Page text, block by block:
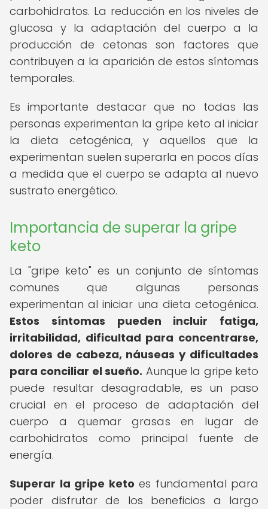
carbohidratos. La reducción en los niveles de
glucosa y la adaptación del cuerpo a la
producción de cetonas son factores que
contribuyen a la aparición de estos síntomas
temporales.
Es importante destacar que no todas las
personas experimentan la gripe keto al iniciar
la dieta cetogénica, y aquellos que la
experimentan suelen superarla en pocos días
a medida que el cuerpo se adapta al nuevo
sustrato energético.
Importancia de superar la gripe
keto
La "gripe keto" es un conjunto de síntomas
comunes que algunas personas
experimentan al iniciar una dieta cetogénica.
Estos síntomas pueden incluir fatiga,
irritabilidad, dificultad para concentrarse,
dolores de cabeza, náuseas y dificultades
para conciliar el sueño. Aunque la gripe keto
puede resultar desagradable, es un paso
crucial en el proceso de adaptación del
cuerpo a quemar grasas en lugar de
carbohidratos como principal fuente de
energía.
Superar la gripe keto es fundamental para
poder disfrutar de los beneficios a largo